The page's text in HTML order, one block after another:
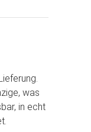
was
in echt